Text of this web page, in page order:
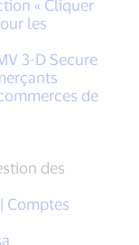
« Cliquer
les
3-D Secure
de
des
Comptes